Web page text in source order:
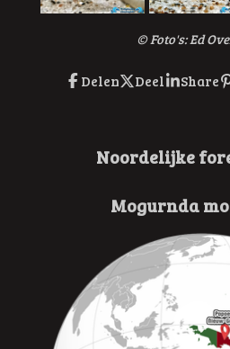
© Foto's: Ed
Delen Deel Share
Noordelijke
Mogurnda